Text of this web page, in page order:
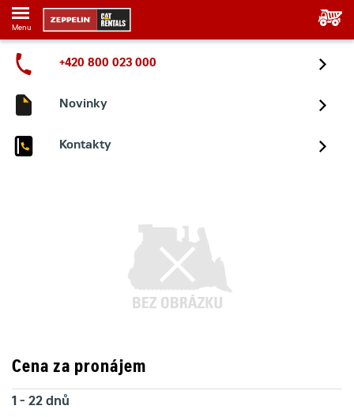
Menu
+420 800 023 000
Novinky
Kontakty
Cena za pronájem
1 - 22 dnů